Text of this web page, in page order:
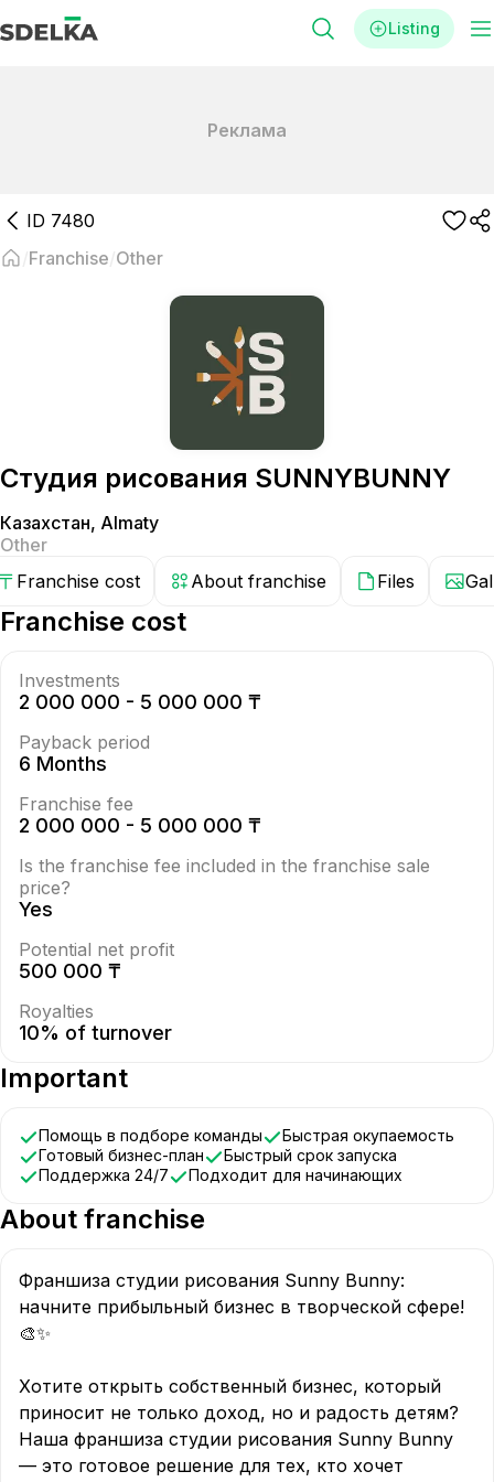
Listing
Реклама
ID 7480
Franchise Other
Студия рисования SUNNYBUNNY
Казахстан, Almaty
Other
Franchise cost
About franchise Files
Franchise cost
Investments
2 000 000 - 5 000 000 ₸
Payback period
6 Months
Franchise fee
2 000 000 - 5 000 000 ₸
Is the franchise fee included in the franchise sale
price?
Yes
Potential net profit
500 000 ₸
Royalties
10% of turnover
Important
Помощь в подборе команды
Быстрая окупаемость
Готовый бизнес-план
Быстрый срок запуска
Поддержка 24/7
Подходит для начинающих
About franchise
Франшиза студии рисования Sunny Bunny:
начните прибыльный бизнес в творческой сфере!
🎨✨
Хотите открыть собственный бизнес, который
приносит не только доход, но и радость детям?
Наша франшиза студии рисования Sunny Bunny
— это готовое решение для тех, кто хочет